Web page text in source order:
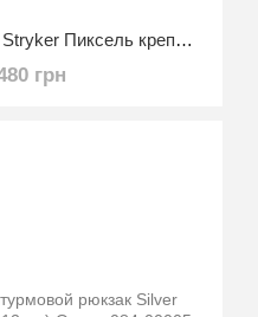
Рюкзак штурмовой Stryker Пиксель крепление паук для шлема 15л
грн